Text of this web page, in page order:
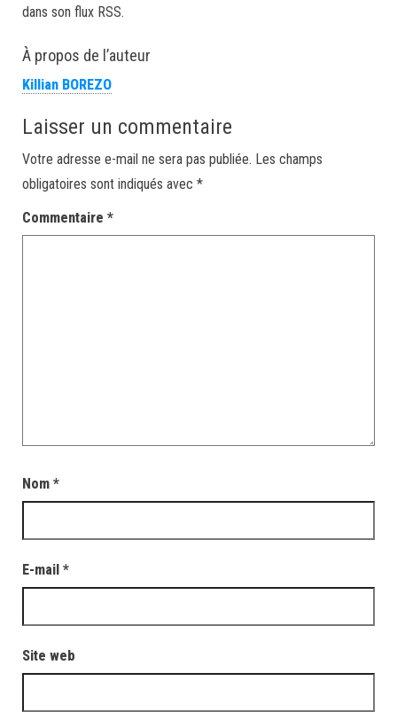
dans son flux RSS.
À propos de l’auteur
Killian BOREZO
Laisser un commentaire
Votre adresse e-mail ne sera pas publiée. Les champs
obligatoires sont indiqués avec *
Commentaire *
Nom *
E-mail *
Site web